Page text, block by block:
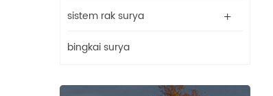
sistem rak surya
bingkai surya